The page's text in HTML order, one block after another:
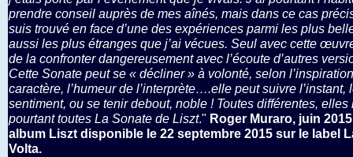
prendre conseil auprès de mes aînés, mais dans ce cas
suis trouvé en face d’une des expériences parmi les plus
aussi les plus étranges que j’ai vécues. Seul avec cette
de la confronter dangereusement avec l’écoute d’autres
Cette Sonate peut se « décliner » à volonté, selon
caractère, l’humeur de l’interprète….elle peut suivre l’instant,
sentiment, ou se tenir debout, noble ! Toutes différentes, elles
pourtant toutes La Sonate de Liszt." Roger Muraro, juin
album Liszt disponible le 22 septembre 2015 sur le label
Volta.